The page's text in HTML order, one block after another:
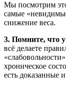
Мы посмотрим
самые
снижение веса.
3. Помните, что
всё делаете
хроническое
есть доказанные